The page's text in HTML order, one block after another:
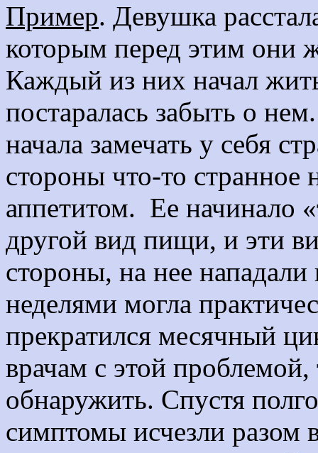
Пример. Девушка
которым перед этим они
Каждый из них начал
постаралась забыть о
начала замечать у себя
стороны что-то странное
аппетитом. Ее начинало
другой вид пищи, и эти
стороны, на нее
неделями могла
прекратился месячный
врачам с этой
обнаружить. Спустя
симптомы исчезли разом